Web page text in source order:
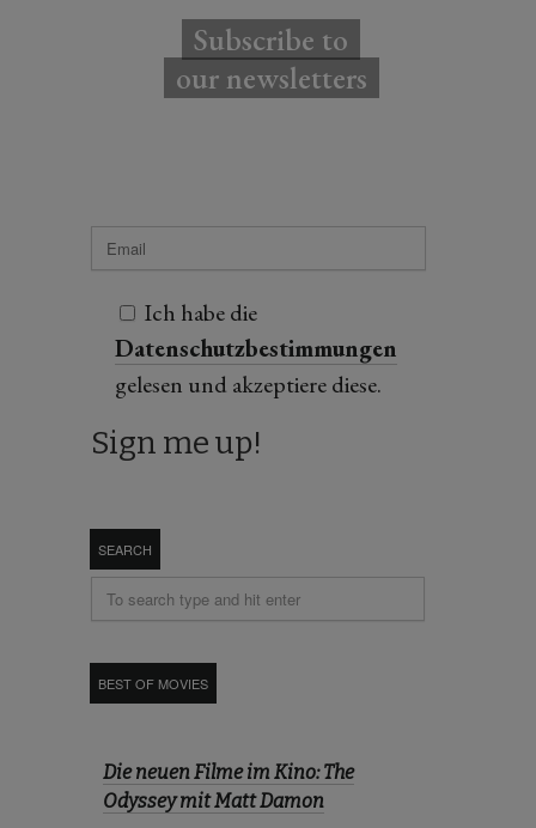
Subscribe to
our newsletters
Ich habe die
Datenschutzbestimmungen
gelesen und akzeptiere diese.
SEARCH
BEST OF MOVIES
Die neuen Filme im Kino: The
Odyssey mit Matt Damon